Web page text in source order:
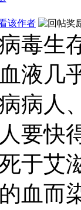
该作者
毒生
液几
病人
要快
于艾
血而